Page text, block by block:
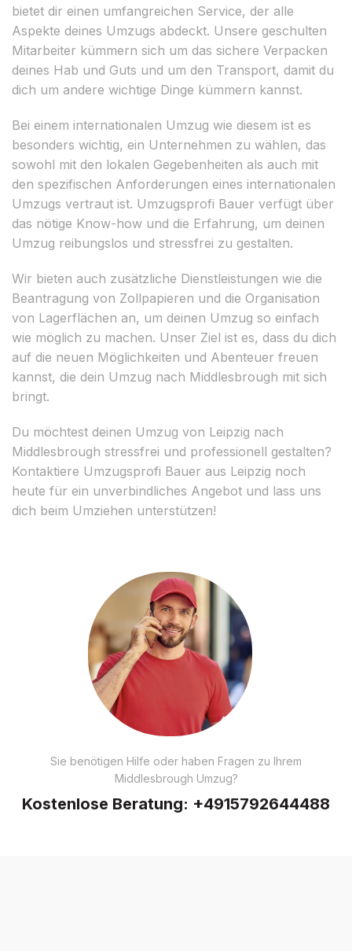
bietet dir einen umfangreichen Service, der alle
Aspekte deines Umzugs abdeckt. Unsere geschulten
Mitarbeiter kümmern sich um das sichere Verpacken
deines Hab und Guts und um den Transport, damit du
dich um andere wichtige Dinge kümmern kannst.
Bei einem internationalen Umzug wie diesem ist es
besonders wichtig, ein Unternehmen zu wählen, das
sowohl mit den lokalen Gegebenheiten als auch mit
den spezifischen Anforderungen eines internationalen
Umzugs vertraut ist. Umzugsprofi Bauer verfügt über
das nötige Know-how und die Erfahrung, um deinen
Umzug reibungslos und stressfrei zu gestalten.
Wir bieten auch zusätzliche Dienstleistungen wie die
Beantragung von Zollpapieren und die Organisation
von Lagerflächen an, um deinen Umzug so einfach
wie möglich zu machen. Unser Ziel ist es, dass du dich
auf die neuen Möglichkeiten und Abenteuer freuen
kannst, die dein Umzug nach Middlesbrough mit sich
bringt.
Du möchtest deinen Umzug von Leipzig nach
Middlesbrough stressfrei und professionell gestalten?
Kontaktiere Umzugsprofi Bauer aus Leipzig noch
heute für ein unverbindliches Angebot und lass uns
dich beim Umziehen unterstützen!
Sie benötigen Hilfe oder haben Fragen zu Ihrem
Middlesbrough Umzug?
Kostenlose Beratung: +4915792644488